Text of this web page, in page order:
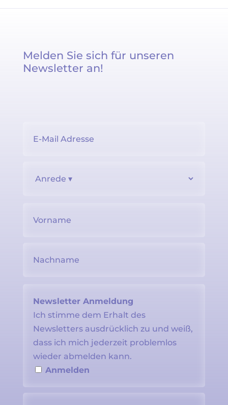
Melden Sie sich für unseren
Newsletter an!
Newsletter Anmeldung
Ich stimme dem Erhalt des
Newsletters ausdrücklich zu und weiß,
dass ich mich jederzeit problemlos
wieder abmelden kann.
Anmelden